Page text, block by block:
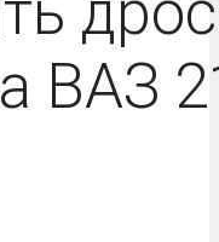
ВАЗ